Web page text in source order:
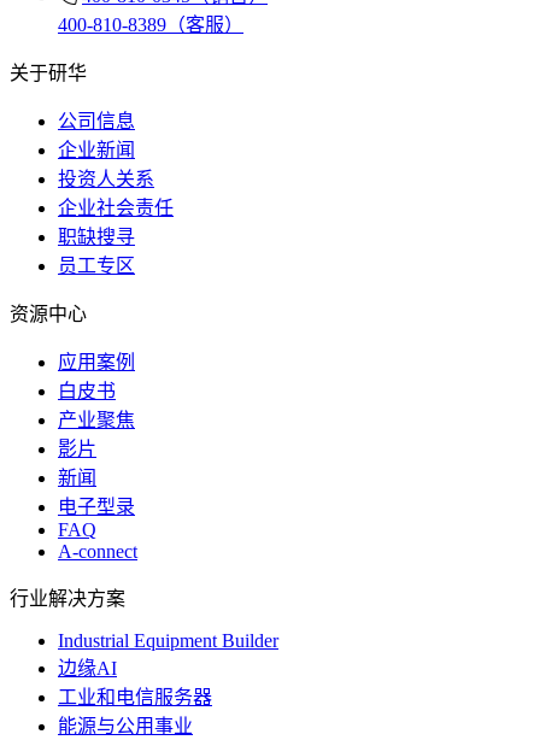
400-810-8389（客服）
关于研华
公司信息
企业新闻
投资人关系
企业社会责任
职缺搜寻
员工专区
资源中心
应用案例
白皮书
产业聚焦
影片
新闻
电子型录
FAQ
A-connect
行业解决方案
Industrial Equipment Builder
边缘AI
工业和电信服务器
能源与公用事业